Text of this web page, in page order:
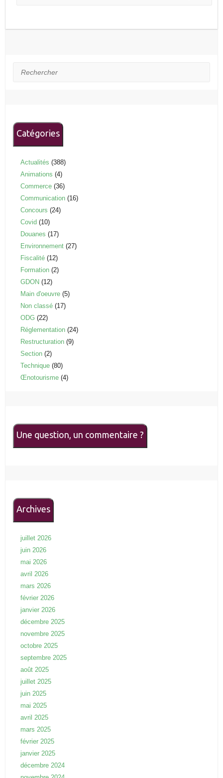
Rechercher
Catégories
Actualités (388)
Animations (4)
Commerce (36)
Communication (16)
Concours (24)
Covid (10)
Douanes (17)
Environnement (27)
Fiscalité (12)
Formation (2)
GDON (12)
Main d'oeuvre (5)
Non classé (17)
ODG (22)
Réglementation (24)
Restructuration (9)
Section (2)
Technique (80)
Œnotourisme (4)
Une question, un commentaire ?
Archives
juillet 2026
juin 2026
mai 2026
avril 2026
mars 2026
février 2026
janvier 2026
décembre 2025
novembre 2025
octobre 2025
septembre 2025
août 2025
juillet 2025
juin 2025
mai 2025
avril 2025
mars 2025
février 2025
janvier 2025
décembre 2024